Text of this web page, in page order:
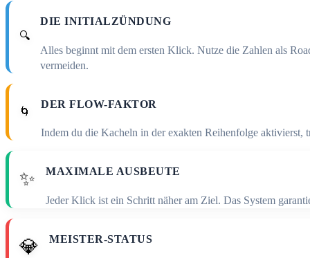
🔍
DIE INITIALZÜNDUNG
Alles beginnt mit dem ersten Klick. Nutze die Zahlen als
vermeiden.
🌀
DER FLOW-FAKTOR
Indem du die Kacheln in der exakten Reihenfolge
✨ MAXIMALE AUSBEUTE
Jeder Klick ist ein Schritt näher am Ziel. Das System
💎 MEISTER-STATUS